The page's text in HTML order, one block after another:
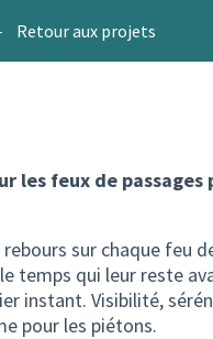
Retour aux projets
les feux de passages
sur chaque feu
temps qui leur reste
instant. Visibilité,
pour les piétons.